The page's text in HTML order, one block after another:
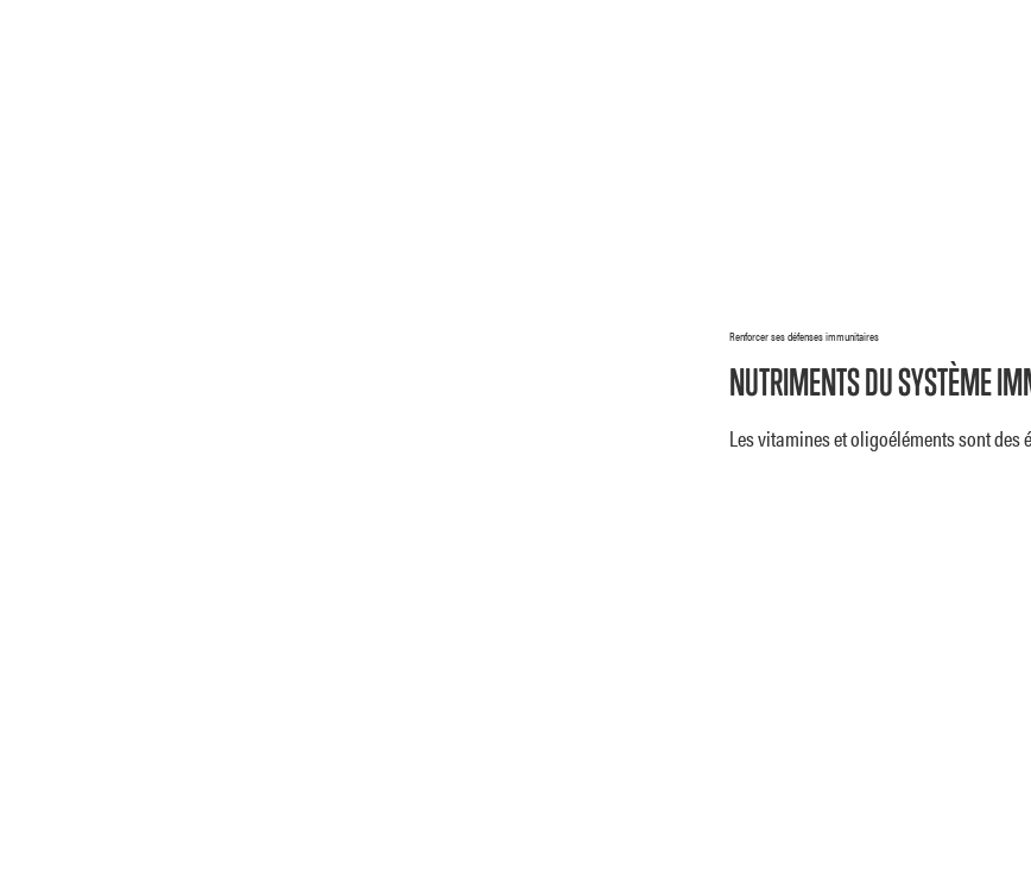
Renforcer ses défenses immunitaires
NUTRIMENTS DU SYSTÈME
Les vitamines et oligoéléments sont